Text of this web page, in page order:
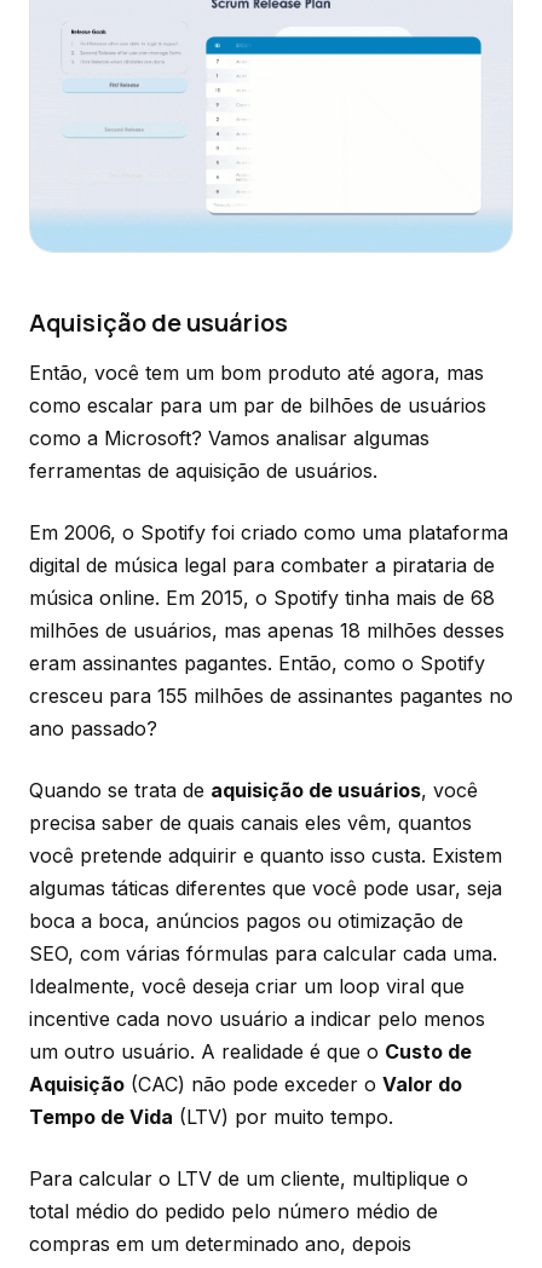
Aquisição de usuários
Então, você tem um bom produto até agora, mas
como escalar para um par de bilhões de usuários
como a Microsoft? Vamos analisar algumas
ferramentas de aquisição de usuários.
Em 2006, o Spotify foi criado como uma plataforma
digital de música legal para combater a pirataria de
música online. Em 2015, o Spotify tinha mais de 68
milhões de usuários, mas apenas 18 milhões desses
eram assinantes pagantes. Então, como o Spotify
cresceu para 155 milhões de assinantes pagantes no
ano passado?
Quando se trata de aquisição de usuários, você
precisa saber de quais canais eles vêm, quantos
você pretende adquirir e quanto isso custa. Existem
algumas táticas diferentes que você pode usar, seja
boca a boca, anúncios pagos ou otimização de
SEO, com várias fórmulas para calcular cada uma.
Idealmente, você deseja criar um loop viral que
incentive cada novo usuário a indicar pelo menos
um outro usuário. A realidade é que o Custo de
Aquisição (CAC) não pode exceder o Valor do
Tempo de Vida (LTV) por muito tempo.
Para calcular o LTV de um cliente, multiplique o
total médio do pedido pelo número médio de
compras em um determinado ano, depois